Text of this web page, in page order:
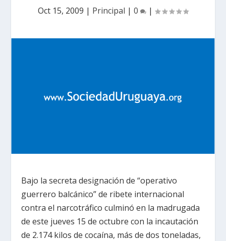
Oct 15, 2009 | Principal | 0 |
Bajo la secreta designación de “operativo
guerrero balcánico” de ribete internacional
contra el narcotráfico culminó en la madrugada
de este jueves 15 de octubre con la incautación
de 2.174 kilos de cocaína, más de dos toneladas,